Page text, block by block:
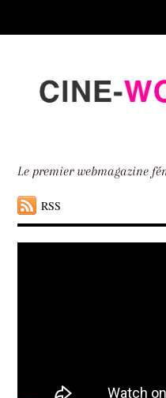
down
Le premier webmagazine
RSS